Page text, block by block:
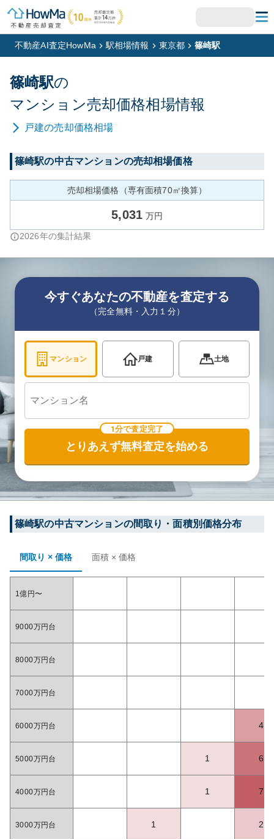
不動産AI査定HowMa 駅相場情報 東京都 篠崎駅
篠崎駅の
マンション売却価格相場情報
戸建の売却価格相場
篠崎駅の中古マンションの売却相場価格
売却相場価格（専有面積70㎡換算）
5,031 万円
2026年の集計結果
今すぐあなたの不動産を査定する
（完全無料・入力１分）
マンション 戸建 土地
1分で査定完了
とりあえず無料査定を始める
篠崎駅の中古マンションの間取り・面積別価格分布
間取り × 価格 面積 × 価格
1億円〜
9000万円台
8000万円台
7000万円台
6000万円台 4
5000万円台 1 6
4000万円台 1 7
3000万円台 1 2